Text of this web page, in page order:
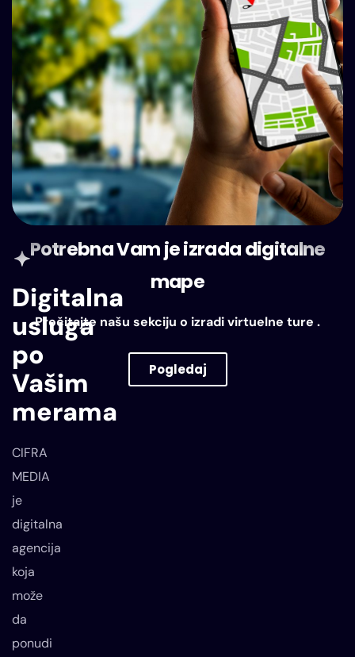
Digitalna
usluga
po
Vašim
merama
CIFRA
MEDIA
je
digitalna
agencija
koja
može
da
ponudi
Potrebna Vam je izrada digitalne
mape
Pročitajte našu sekciju o izradi virtuelne ture .
Pogledaj
VIRTUELNE TURE